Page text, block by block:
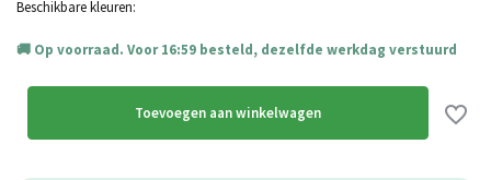
Beschikbare kleuren:
Op voorraad. Voor 16:59 besteld, dezelfde werkdag verstuurd
Toevoegen aan winkelwagen